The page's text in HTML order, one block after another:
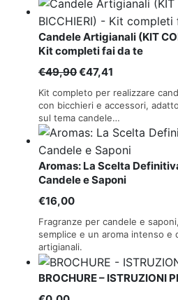
€49,90.€47,41.
Candele Artigianali (KIT
Kit completi fai da te
€49,90Il
prezzo
originale
era:
€49,90.
€47,41
prezzo
attuale
è:
€47,41.
Kit completo per realizzare
con bicchieri e accessori,
sul tema candele…
Aromas: La Scelta
Candele e Saponi
€16,00
Fragranze per candele e
semplice e un aroma intenso e
artigianali.
BROCHURE – ISTRUZIONI